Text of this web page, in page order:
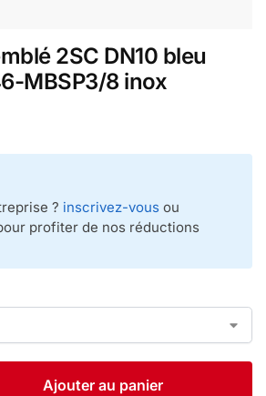
2SC DN10 bleu
MBSP3/8 inox
? inscrivez-vous ou
profiter de nos réductions
Ajouter au panier